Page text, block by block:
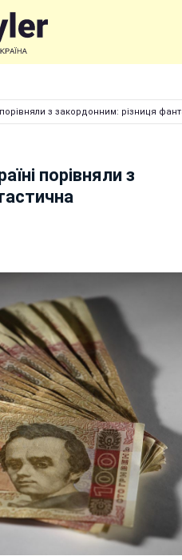
з закордонним: різниця
порівняли з